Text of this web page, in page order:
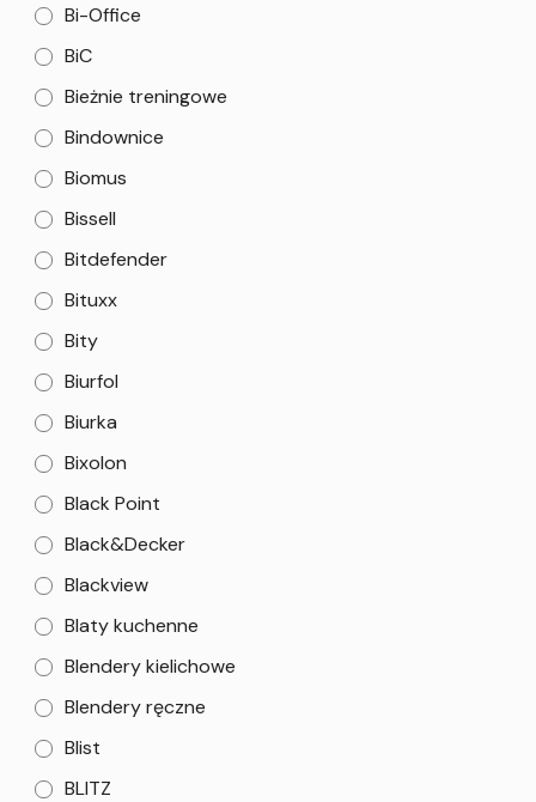
Bi-Office
BiC
Bieżnie treningowe
Bindownice
Biomus
Bissell
Bitdefender
Bituxx
Bity
Biurfol
Biurka
Bixolon
Black Point
Black&Decker
Blackview
Blaty kuchenne
Blendery kielichowe
Blendery ręczne
Blist
BLITZ